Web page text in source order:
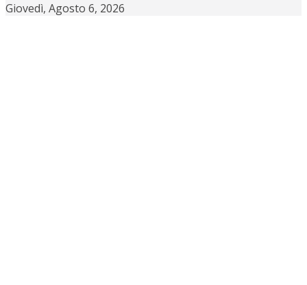
Giovedì, Agosto 6, 2026